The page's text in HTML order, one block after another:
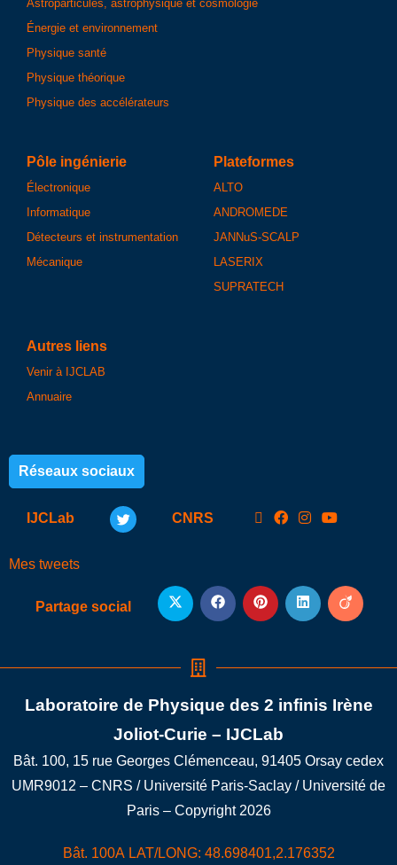
Astroparticules, astrophysique et cosmologie
Énergie et environnement
Physique santé
Physique théorique
Physique des accélérateurs
Pôle ingénierie
Électronique
Informatique
Détecteurs et instrumentation
Mécanique
Plateformes
ALTO
ANDROMEDE
JANNuS-SCALP
LASERIX
SUPRATECH
Autres liens
Venir à IJCLAB
Annuaire
Réseaux sociaux
IJCLab CNRS
Mes tweets
Partage social
Laboratoire de Physique des 2 infinis Irène
Joliot-Curie – IJCLab
Bât. 100, 15 rue Georges Clémenceau, 91405 Orsay cedex
UMR9012 – CNRS / Université Paris-Saclay / Université de
Paris – Copyright 2026
Bât. 100A LAT/LONG: 48.698401,2.176352